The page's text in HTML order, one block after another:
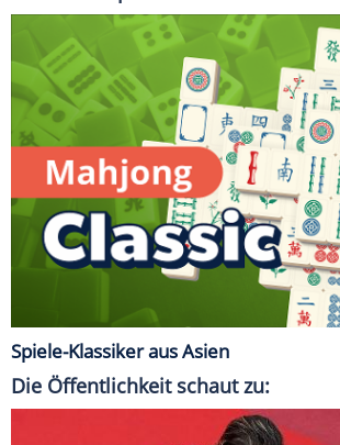
Spiele-Klassiker aus Asien
Die Öffentlichkeit schaut zu: